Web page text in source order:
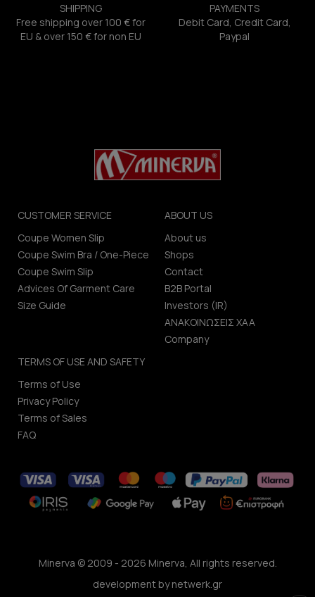
SHIPPING
Free shipping over 100 € for
EU & over 150 € for non EU
PAYMENTS
Debit Card, Credit Card,
Paypal
CUSTOMER SERVICE
Coupe Women Slip
Coupe Swim Bra / One-Piece
Coupe Swim Slip
Advices Of Garment Care
Size Guide
ABOUT US
About us
Shops
Contact
B2B Portal
Investors (IR)
ΑΝΑΚΟΙΝΩΣΕΙΣ ΧΑΑ
Company
TERMS OF USE AND SAFETY
Terms of Use
Privacy Policy
Terms of Sales
FAQ
Minerva © 2009 - 2026 Minerva, All rights reserved.
development bynetwerk.gr